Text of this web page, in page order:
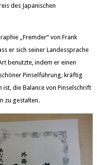
des Japanischen
„Fremder“ von Frank
er sich seiner Landessprache
benutzte, indem er einen
Pinselführung, kräftig
die Balance von Pinselschrift
zu gestalten.